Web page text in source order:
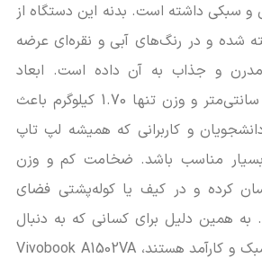
و سبکی داشته است. بدنه این دستگاه از
شده و در رنگ‌های آبی و نقره‌ای عرضه
و جذاب به آن داده است. ابعاد
1.99×23.25×35.97 سانتی‌متر و وزن تنها 1.70 کیلوگرم باعث
و کاربرانی که همیشه لپ تاپ
بسیار مناسب باشد. ضخامت کم و وزن
کرده و در کیف یا کوله‌پشتی فضای
به همین دلیل برای کسانی که به دنبال
سبک و کارآمد هستند، Vivobook A1502VA